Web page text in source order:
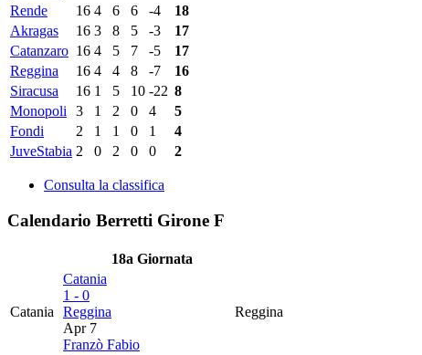
Rende
16 4 6 6 -4
18
Akragas
16 3 8 5 -3
17
Catanzaro 16 4 5 7 -5
17
Reggina
16 4 4 8 -7
16
Siracusa
16 1 5 10 -22 8
Monopoli
3 1 2 0 4
5
Fondi
2 1 1 0 1
4
JuveStabia 2 0 2 0 0 2
Consulta la classifica
Calendario Berretti Girone F
18a Giornata
Catania
Catania
1 - 0
Reggina
Apr 7
Franzò Fabio
Reggina